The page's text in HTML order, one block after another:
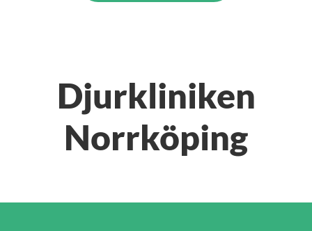
Djurkliniken
Norrköping